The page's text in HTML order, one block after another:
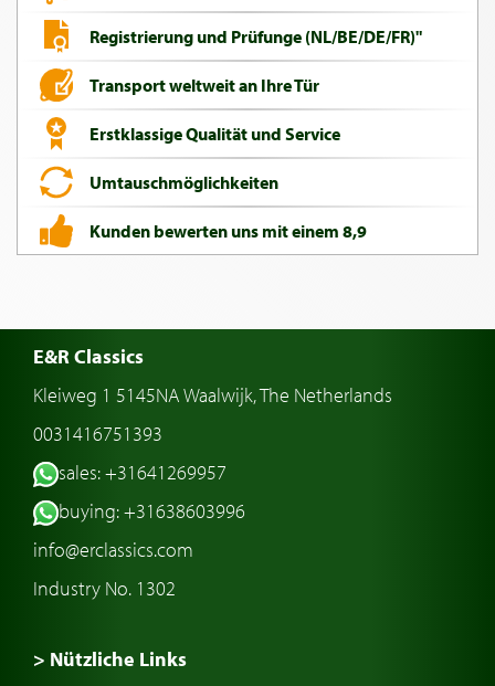
Registrierung und Prüfunge (NL/BE/DE/FR)"
Transport weltweit an Ihre Tür
Erstklassige Qualität und Service
Umtauschmöglichkeiten
Kunden bewerten uns mit einem 8,9
E&R Classics
Kleiweg 1 5145NA Waalwijk, The Netherlands
0031416751393
sales: +31641269957
buying: +31638603996
info@erclassics.com
Industry No. 1302
> Nützliche Links